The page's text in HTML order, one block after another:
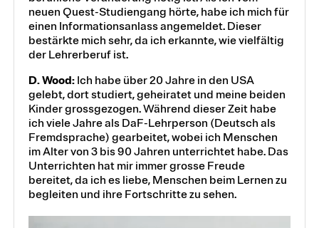
neuen Quest-Studiengang hörte, habe ich mich für
einen Informationsanlass angemeldet. Dieser
bestärkte mich sehr, da ich erkannte, wie vielfältig
der Lehrerberuf ist.
D. Wood: Ich habe über 20 Jahre in den USA
gelebt, dort studiert, geheiratet und meine beiden
Kinder grossgezogen. Während dieser Zeit habe
ich viele Jahre als DaF-Lehrperson (Deutsch als
Fremdsprache) gearbeitet, wobei ich Menschen
im Alter von 3 bis 90 Jahren unterrichtet habe. Das
Unterrichten hat mir immer grosse Freude
bereitet, da ich es liebe, Menschen beim Lernen zu
begleiten und ihre Fortschritte zu sehen.